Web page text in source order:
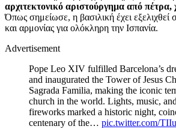
αρχιτεκτονικό αριστούργημα από
Όπως σημείωσε, η βασιλική έχει εξελιχθεί
και αρμονίας για ολόκληρη την Ισπανία.
Advertisement
Pope Leo XIV fulfilled Barcelona’s
and inaugurated the Tower of Jesus
Sagrada Familia, making the iconic
church in the world. Lights, music,
fireworks marked a historic night,
centenary of the… pic.twitter.com/